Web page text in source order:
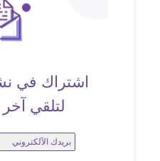
اشتراك في
لتلقي